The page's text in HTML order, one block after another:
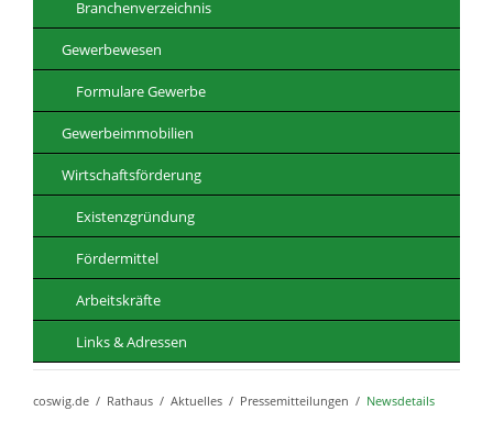
Branchenverzeichnis
Gewerbewesen
Formulare Gewerbe
Gewerbeimmobilien
Wirtschaftsförderung
Existenzgründung
Fördermittel
Arbeitskräfte
Links & Adressen
coswig.de Rathaus Aktuelles Pressemitteilungen Newsdetails